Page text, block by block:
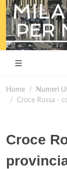
Home Numeri
Croce Rossa -
Croce